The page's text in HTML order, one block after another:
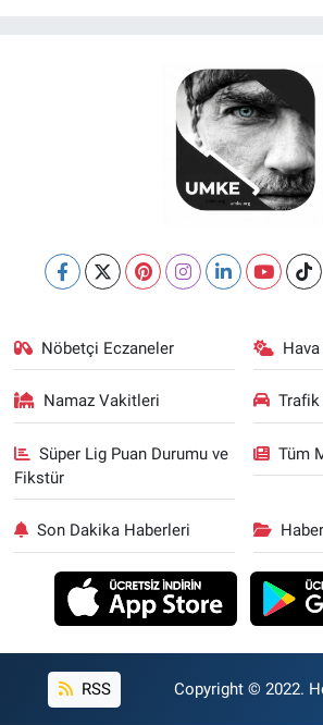
Nöbetçi Eczaneler
Namaz Vakitleri Trafik
Süper Lig Puan Durumu ve
Fikstür
Tüm
Son Dakika Haberleri
RSS Copyright © 2022.